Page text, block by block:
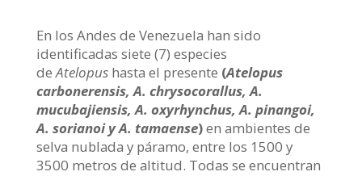
En los Andes de Venezuela han sido
identificadas siete (7) especies
deAtelopushasta el presente (Atelopus
carbonerensis, A. chrysocorallus, A.
mucubajiensis, A. oxyrhynchus, A. pinangoi,
A. sorianoi y A. tamaense)en ambientes de
selva nublada y páramo, entre los 1500 y
3500 metros de altitud. Todas se encuentran